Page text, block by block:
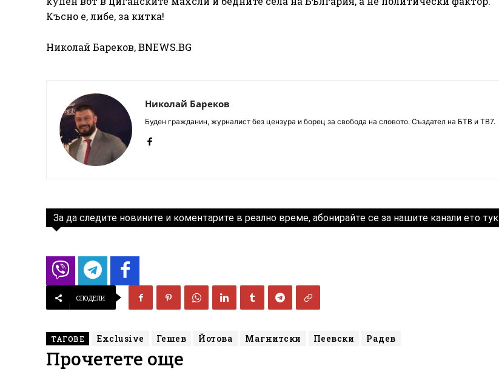
Късно е, либе, за китка!
Николай Бареков, BNEWS.BG
Николай Бареков
Буден гражданин, журналист без цензура и борец за свобода на словото. Създател на БТВ и ТВ7.
За да следите новините и коментарите в реално време, абонирайте се за нашите канали ето тук
СПОДЕЛИ
ТАГОВЕ Exclusive Гешев Йотова Магнитски Пеевски Радев
Прочетете още